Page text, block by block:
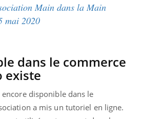
Main dans la Main
mai 2020
dans le commerce
existe
encore disponible dans le
a mis un tutoriel en ligne.